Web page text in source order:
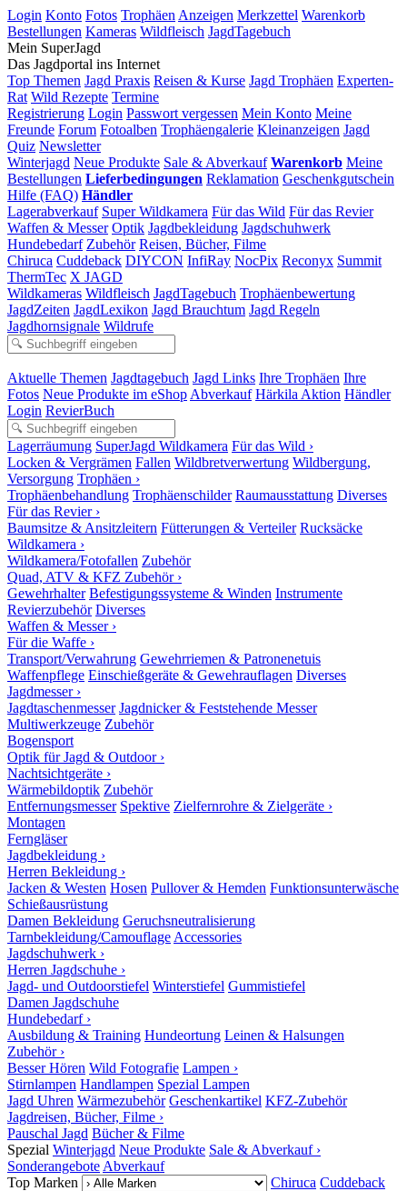
Login Konto Fotos Trophäen Anzeigen Merkzettel Warenkorb
Bestellungen Kameras Wildfleisch JagdTagebuch
Mein SuperJagd
Das Jagdportal ins Internet
Top Themen Jagd Praxis Reisen & Kurse Jagd Trophäen Experten-
Rat Wild Rezepte Termine
Registrierung Login Passwort vergessen Mein Konto Meine
Freunde Forum Fotoalben Trophäengalerie Kleinanzeigen Jagd
Quiz Newsletter
Winterjagd Neue Produkte Sale & Abverkauf Warenkorb Meine
Bestellungen Lieferbedingungen Reklamation Geschenkgutschein
Hilfe (FAQ) Händler
Lagerabverkauf Super Wildkamera Für das Wild Für das Revier
Waffen & Messer Optik Jagdbekleidung Jagdschuhwerk
Hundebedarf Zubehör Reisen, Bücher, Filme
Chiruca Cuddeback DIYCON InfiRay NocPix Reconyx Summit
ThermTec X JAGD
Wildkameras Wildfleisch JagdTagebuch Trophäenbewertung
JagdZeiten JagdLexikon Jagd Brauchtum Jagd Regeln
Jagdhornsignale Wildrufe
Aktuelle Themen Jagdtagebuch Jagd Links Ihre Trophäen Ihre
Fotos Neue Produkte im eShop Abverkauf Härkila Aktion Händler
Login RevierBuch
Lagerräumung SuperJagd Wildkamera Für das Wild ›
Locken & Vergrämen Fallen Wildbretverwertung Wildbergung,
Versorgung Trophäen ›
Trophäenbehandlung Trophäenschilder Raumausstattung Diverses
Für das Revier ›
Baumsitze & Ansitzleitern Fütterungen & Verteiler Rucksäcke
Wildkamera ›
Wildkamera/Fotofallen Zubehör
Quad, ATV & KFZ Zubehör ›
Gewehrhalter Befestigungssysteme & Winden Instrumente
Revierzubehör Diverses
Waffen & Messer ›
Für die Waffe ›
Transport/Verwahrung Gewehrriemen & Patronenetuis
Waffenpflege Einschießgeräte & Gewehrauflagen Diverses
Jagdmesser ›
Jagdtaschenmesser Jagdnicker & Feststehende Messer
Multiwerkzeuge Zubehör
Bogensport
Optik für Jagd & Outdoor ›
Nachtsichtgeräte ›
Wärmebildoptik Zubehör
Entfernungsmesser Spektive Zielfernrohre & Zielgeräte ›
Montagen
Ferngläser
Jagdbekleidung ›
Herren Bekleidung ›
Jacken & Westen Hosen Pullover & Hemden Funktionsunterwäsche
Schießausrüstung
Damen Bekleidung Geruchsneutralisierung
Tarnbekleidung/Camouflage Accessories
Jagdschuhwerk ›
Herren Jagdschuhe ›
Jagd- und Outdoorstiefel Winterstiefel Gummistiefel
Damen Jagdschuhe
Hundebedarf ›
Ausbildung & Training Hundeortung Leinen & Halsungen
Zubehör ›
Besser Hören Wild Fotografie Lampen ›
Stirnlampen Handlampen Spezial Lampen
Jagd Uhren Wärmezubehör Geschenkartikel KFZ-Zubehör
Jagdreisen, Bücher, Filme ›
Pauschal Jagd Bücher & Filme
Spezial Winterjagd Neue Produkte Sale & Abverkauf ›
Sonderangebote Abverkauf
Top Marken
Chiruca Cuddeback